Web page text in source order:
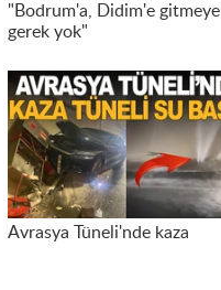
"Bodrum'a, Didim'e gitmeye
gerek yok"
Avrasya Tüneli'nde kaza